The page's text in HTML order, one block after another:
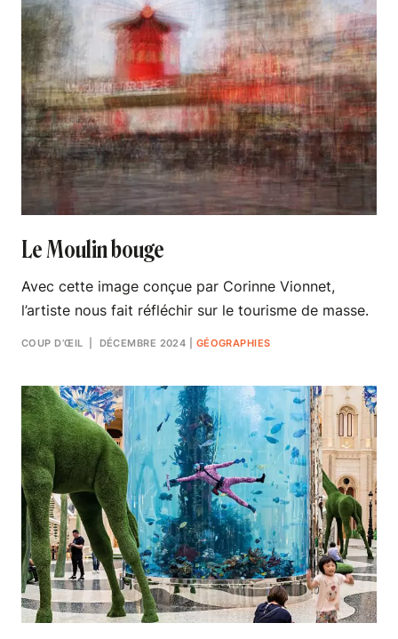
Le Moulin bouge
Avec cette image conçue par Corinne Vionnet,
l’artiste nous fait réfléchir sur le tourisme de masse.
COUP D’ŒIL | DÉCEMBRE 2024 GÉOGRAPHIES